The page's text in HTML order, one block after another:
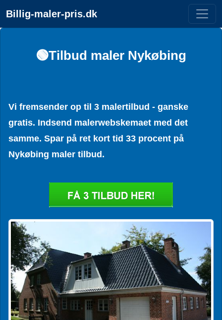
Billig-maler-pris.dk
🟢Tilbud maler Nykøbing
Vi fremsender op til 3 malertilbud - ganske
gratis. Indsend malerwebskemaet med det
samme. Spar på ret kort tid 33 procent på
Nykøbing maler tilbud.